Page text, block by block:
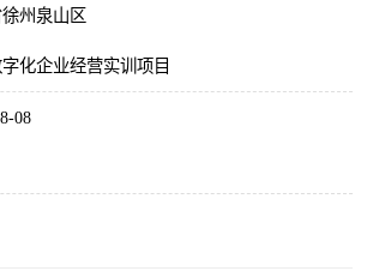
州泉山区
化企业经营实训项目
08